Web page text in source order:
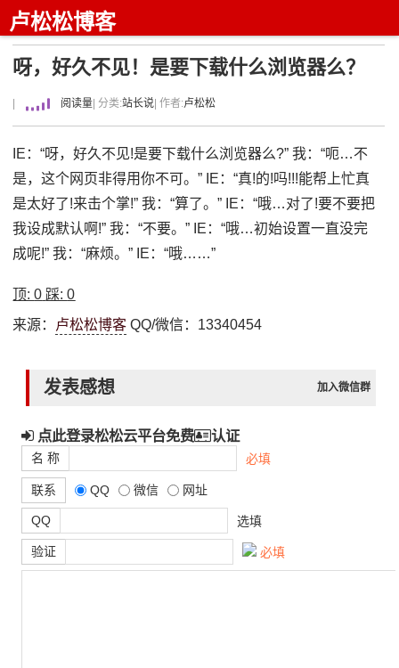
卢松松博客
呀，好久不见！是要下载什么浏览器么？
阅读量 | 分类:站长说 | 作者:卢松松
IE：“呀，好久不见!是要下载什么浏览器么?” 我：“呃…不
是，这个网页非得用你不可。” IE：“真!的!吗!!!能帮上忙真
是太好了!来击个掌!” 我：“算了。” IE：“哦…对了!要不要把
我设成默认啊!” 我：“不要。” IE：“哦…初始设置一直没完
成呢!” 我：“麻烦。” IE：“哦……”
顶:0 踩:0
来源： 卢松松博客 QQ/微信：13340454
发表感想 加入微信群
点此登录松松云平台免费 认证
名 称 必填
联系 QQ 微信 网址
QQ 选填
验证 必填